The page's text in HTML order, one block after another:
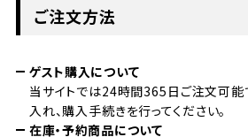
ご注文方法
ゲスト購入について
当サイトでは24時間365日ご注文可能
入れ、購入手続きを行ってください。
在庫・予約商品について